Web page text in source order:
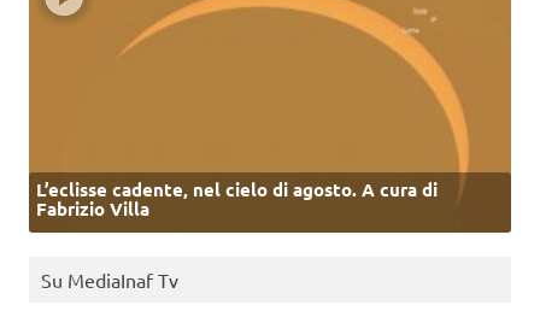
L’eclisse cadente, nel cielo di agosto. A cura di
Fabrizio Villa
Su MediaInaf Tv